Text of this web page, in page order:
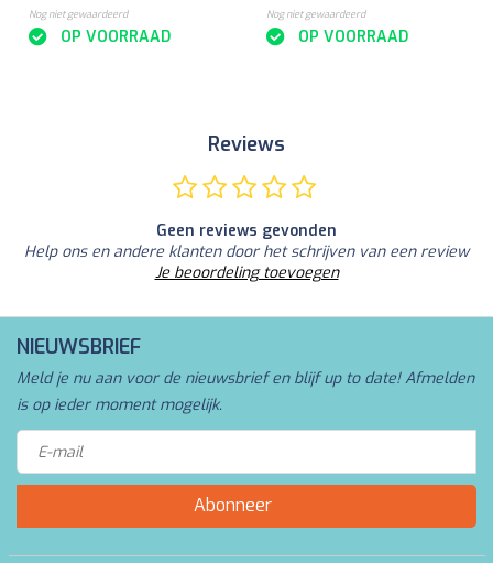
Nog niet gewaardeerd
OP VOORRAAD
Nog niet gewaardeerd
OP VOORRAAD
Reviews
Geen reviews gevonden
Help ons en andere klanten door het schrijven van een review
Je beoordeling toevoegen
NIEUWSBRIEF
Meld je nu aan voor de nieuwsbrief en blijf up to date! Afmelden
is op ieder moment mogelijk.
Abonneer